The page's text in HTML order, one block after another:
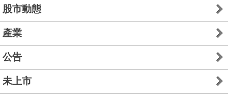
股市動態
產業
公告
未上市